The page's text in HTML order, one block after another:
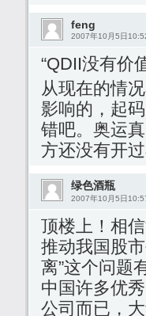
feng
2007年10月5日
“QDII没有价
从现在的情
影响的，起
错吧。奥运
方还没有开过
绿色酒瓶
2007年10月5日
顶楼上！相
推动我国股
离”这个问题
中国许多优
公司而已，